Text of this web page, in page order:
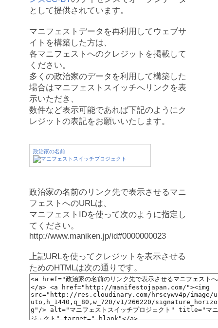
として提供されています。
マニフェストデータを再利用してウェブサ
イトを構築した方は、
各マニフェストへのクレジットを掲載して
ください。
多くの政治家のデータを利用して構築した
場合はマニフェストスイッチへリンクを表
示いただき、
数件など表示可能であれば下記のようにク
レジットの表記をお願いいたします。
政治家の名前
政治家の名前のリンク先で表示させるマニ
フェストへのURLは、
マニフェストIDを使って次のように指定し
てください。
http://www.maniken.jp/id#0000000023
上記URLを使ってクレジットを表示させる
ためのHTMLは次の通りです。